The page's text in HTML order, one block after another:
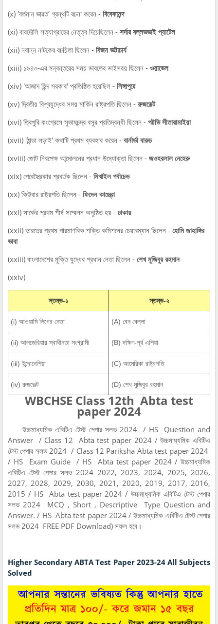
(x) 'বর্তমান ভারত' গ্রন্থটি রচনা করেন - বিবেকানন্দ
(xi) বারদৌলি সত্যাগ্রাহের নেতৃত্ব দিয়েছিলেন - সর্দার বল্লভভাই প্যাটেল
(xii) নবান্ন নাটকের রচয়িতা ছিলেন - বিজন ভট্টাচার্য
(xiii) ১৯৪৩-এর মন্বন্তরের সময় ভারতের ভাইসরয় ছিলেন - ওয়াভেল
(xiv) 'আজাদ হিন্দ সরকার' প্রতিষ্ঠিত হয়েছিল - সিঙ্গাপুরে
(xv) দ্বিতীয় বিশ্বযুদ্ধের সময় মার্কিন রাষ্ট্রপতি ছিলেন -রুজভেল্ট
(xvi) ত্রিপুরি কংগ্রেসে সুভাষচন্দ্র বসুর প্রতিদ্বন্ধী ছিলেন - পট্টভি সীতারামাইয়া
(xvii) 'ঠান্ডা লড়াই' কথাটি প্রথম ব্যবহার করেন - বার্নার্ডা বারুচ
(xviii) জোট নিরপেক্ষ আন্দোলনের প্রধান উদ্যোক্তা ছিলেন - জওহরলাল নেহেরু
(xix) পেরেস্ত্রৈকার প্রবর্তক ছিলেন - মিখাইল গর্বাচেভ
(xx) কিউবার রাষ্ট্রপতি ছিলেন - ফিদেল কাস্ত্রো
(xxi) সার্কের প্রথম শীর্ষ সম্মেলন অনুষ্ঠিত হয় - ঢাকায়
(xxii) ভারতের প্রথম পারমাণবিক শক্তি কমিশনের চেয়ারম্যান ছিলেন - হোমি জাহাঙ্গির
ভাবা
(xxiii) বাংলাদেশের মুক্তি যুদ্ধের প্রধান নেতা ছিলেন - শেখ মুজিবুর রহমান
(xxiv)
স্তম্ভ-১ স্তম্ভ-২
(i) আওয়ামি লিগের নেতা (A) বেন বেল্লা
(ii) আলজেরিয়ার স্বাধীনতা সংগ্রামী (B) দক্ষিণ-পূর্ব এশিয়া
(iii) ইন্দোনেশিয়া (C) আমেরিকা রাষ্ট্রপতি
(iv) রুজভেল্ট (D) শেখ মুজিবুর রহমান
WBCHSE Class 12th Abta test
paper 2024
উচ্চমাধ্যমিক এবিটিএ টেস্ট পেপার সলভ 2024 / HS Question and
Answer / Class 12 Abta test paper 2024 / উচ্চমাধ্যমিক এবিটিএ
টেস্ট পেপার সলভ 2024 / Class 12 Pariksha Abta test paper 2024
/ HS Exam Guide / HS Abta test paper 2024 / উচ্চমাধ্যমিক
এবিটিএ টেস্ট পেপার সলভ 2024 2022, 2023, 2024, 2025, 2026,
2027, 2028, 2029, 2030, 2021, 2020, 2019, 2017, 2016,
2015 / HS Abta test paper 2024 / উচ্চমাধ্যমিক এবিটিএ টেস্ট পেপার
সলভ 2024 MCQ , Short , Descriptive Type Question and
Answer. / HS Abta test paper 2024 / উচ্চমাধ্যমিক এবিটিএ টেস্ট পেপার
সলভ 2024 FREE PDF Download) সফল হবে।
Higher Secondary ABTA Test Paper 2023-24 All Subjects
Solved